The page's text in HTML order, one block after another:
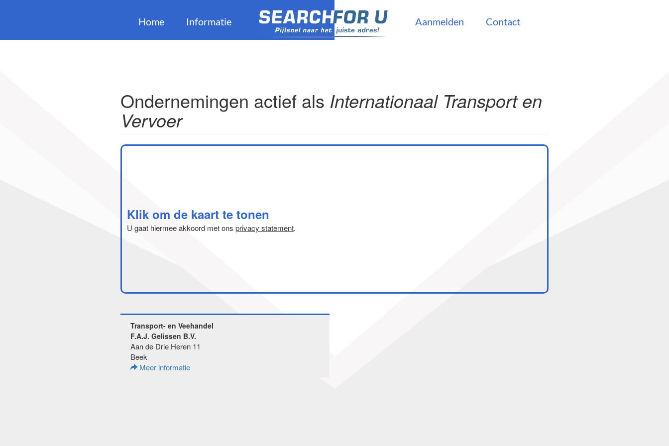
Home Informatie Aanmelden Contact
Ondernemingen actief als Internationaal Transport en
Vervoer
Klik om de kaart te tonen
U gaat hiermee akkoord met ons privacy statement.
Transport- en Veehandel
F.A.J. Gelissen B.V.
Aan de Drie Heren 11
Beek
Meer informatie